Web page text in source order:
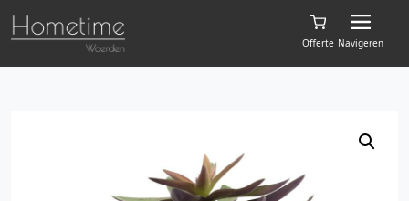
Offerte Navigeren